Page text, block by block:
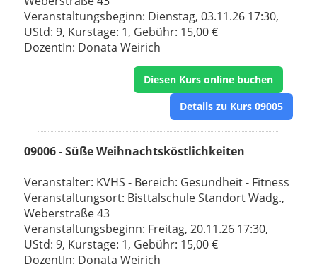
Veranstaltungsbeginn: Dienstag, 03.11.26 17:30,
UStd: 9, Kurstage: 1, Gebühr: 15,00 €
DozentIn: Donata Weirich
Diesen Kurs online buchen
Details zu Kurs 09005
09006 - Süße Weihnachtsköstlichkeiten
Veranstalter: KVHS - Bereich: Gesundheit - Fitness
Veranstaltungsort: Bisttalschule Standort Wadg.,
Weberstraße 43
Veranstaltungsbeginn: Freitag, 20.11.26 17:30,
UStd: 9, Kurstage: 1, Gebühr: 15,00 €
DozentIn: Donata Weirich